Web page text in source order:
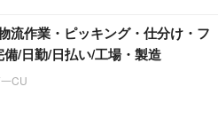
流作業・ピッキング・仕分け・フ
/日勤/日払い/工場・製造
CU